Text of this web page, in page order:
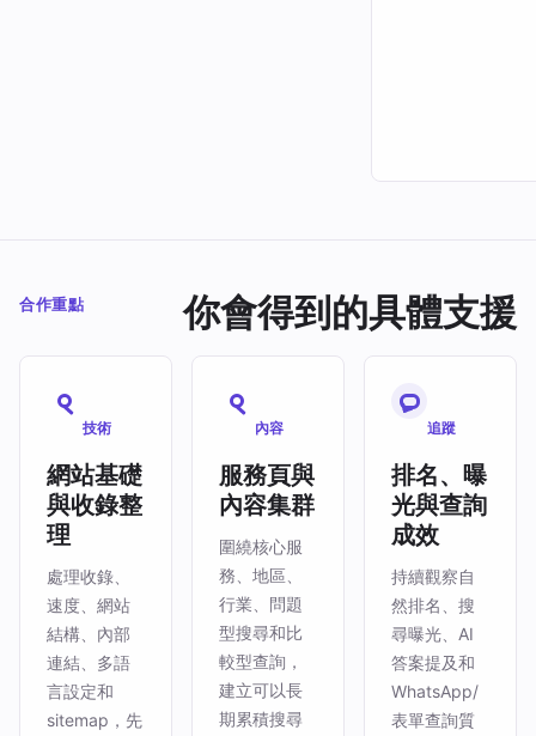
合作重點 你會得到的具體支援
技術
網站基礎
與收錄整
理
處理收錄、
速度、網站
結構、內部
連結、多語
言設定和
sitemap，先
內容
服務頁與
內容集群
圍繞核心服
務、地區、
行業、問題
型搜尋和比
較型查詢，
建立可以長
期累積搜尋
追蹤
排名、曝
光與查詢
成效
持續觀察自
然排名、搜
尋曝光、AI
答案提及和
WhatsApp/
表單查詢質